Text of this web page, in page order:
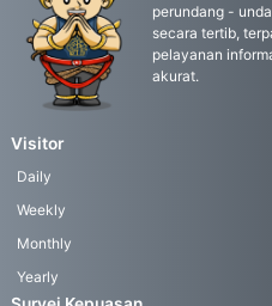
perundang -
secara tertib,
pelayanan
akurat.
Visitor
Daily
Weekly
Monthly
Yearly